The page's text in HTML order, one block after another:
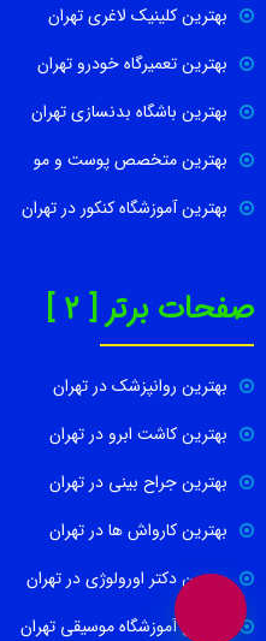
بهترین کلینیک لاغری تهران
بهترین تعمیرگاه خودرو تهران
بهترین باشگاه بدنسازی تهران
بهترین متخصص پوست و مو
بهترین آموزشگاه کنکور در تهران
صفحات برتر [ 2 ]
بهترین روانپزشک در تهران
بهترین کاشت ابرو در تهران
بهترین جراح بینی در تهران
بهترین کارواش ها در تهران
بهترین دکتر اورولوژی در تهران
بهترین آموزشگاه موسیقی تهران